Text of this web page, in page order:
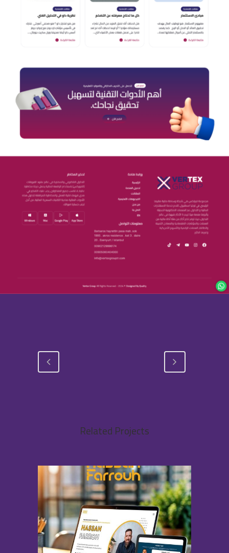
Related Projects